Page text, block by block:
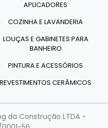
APLICADORES
COZINHA E LAVANDERIA
LOUÇAS E GABINETES PARA
BANHEIRO
PINTURA E ACESSÓRIOS
REVESTIMENTOS CERÂMICOS
da Construção LTDA -